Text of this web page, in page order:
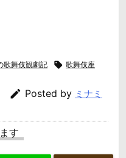
歌舞伎観劇記  歌舞伎座
 Posted by ミナミ
す